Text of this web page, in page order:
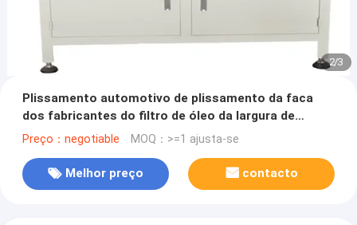
2/3
Plissamento automotivo de plissamento da faca
dos fabricantes do filtro de óleo da largura de
1100mm
Preço：negotiable MOQ：>=1 ajusta-se
Melhor preço contacto